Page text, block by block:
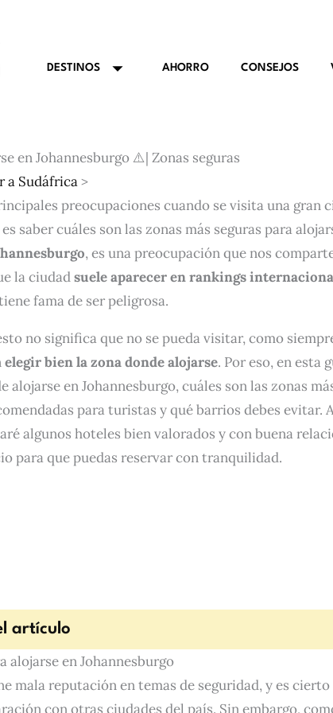
DESTINOS AHORRO CONSEJOS
en Johannesburgo ⚠️| Zonas seguras
a Sudáfrica>
preocupaciones cuando se visita una gran
saber cuáles son las zonas más seguras para
, es una preocupación que nos
la ciudadsuele aparecer en rankings
fama de ser peligrosa.
no significa que no se pueda visitar, como
elegir bien la zona donde alojarse. Por eso, en esta
alojarse en Johannesburgo, cuáles son las zonas
para turistas y qué barrios debes evitar.
algunos hoteles bien valorados y con buena
para que puedas reservar con tranquilidad.
artículo
alojarse en Johannesburgo
mala reputación en temas de seguridad, y es cierto
con otras ciudades del país. Sin embargo,